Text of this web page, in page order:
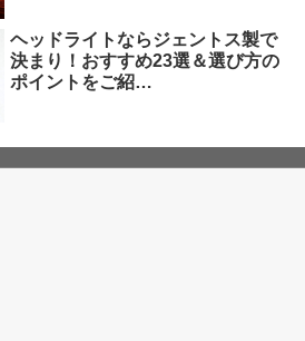
ヘッドライトならジェントス製で
決まり！おすすめ23選＆選び方の
ポイントをご紹…